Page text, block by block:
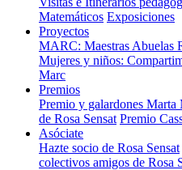
Matemáticos Exposiciones
Proyectos
MARC: Maestras Abuelas
Mujeres y niños:
Marc
Premios
Premio y galardones Marta
de Rosa Sensat Premio
Asóciate
Hazte socio de Rosa Sensat
colectivos amigos de Rosa